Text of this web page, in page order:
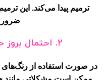
ترمیم پیدا می‌کند. این
2. احتمال
در صورت استفاده از